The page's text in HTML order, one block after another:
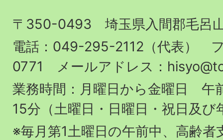
町
役
場
〒350-0493 埼玉県入間郡毛呂
電話：049-295-2112（代表）
0771 メールアドレス：
業務時間：月曜日から金曜日 午
15分（土曜日・日曜日・祝日及び
※毎月第1土曜日の午前中、高齢者